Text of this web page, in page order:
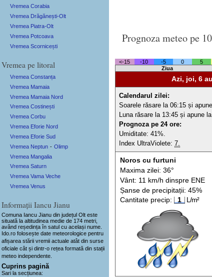
Prognoza meteo pe
<-15 -10 -5 0 5
Ziua
Azi, joi, 6
Calendarul zilei:
Soarele răsare la 06:15 și
Luna răsare la 13:45 și apune
Prognoza pe 24 ore:
Umiditate: 41%.
Index UltraViolete:7.
Noros cu furtuni
Maxima zilei: 36°
Vânt: 11 km/h dinspreENE
Șanse de precipitații: 45%
Cantitate precip:
1 L/m²
Vremea Corabia
Vremea Drăgănești-Olt
Vremea Piatra-Olt
Vremea Potcoava
Vremea Scornicești
Vremea pe litoral
Vremea Constanța
Vremea Mamaia
Vremea Mamaia Nord
Vremea Costinești
Vremea Corbu
Vremea Eforie Nord
Vremea Eforie Sud
Vremea Neptun - Olimp
Vremea Mangalia
Vremea Saturn
Vremea Vama Veche
Vremea Venus
Informații Iancu Jianu
Comuna Iancu Jianu din județul Olt este
situată la altitudinea medie de 174 metri,
având reședința în satul cu același nume.
Ido.ro folosește date meteorologice pentru
afișarea stării vremii actuale atât din surse
oficiale cât și dintr-o rețea formată din stații
meteoindependente
Cuprins pagină
Sari la secțiunea: